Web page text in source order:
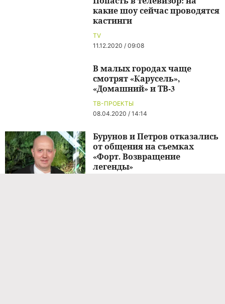
TV
11.12.2020 / 09:08
какие шоу сейчас проводятся
кастинги
ТВ-ПРОЕКТЫ
08.04.2020 / 14:14
В малых городах чаще
смотрят «Карусель»,
«Домашний» и ТВ-3
Бурунов и Петров отказались
от общения на съемках
«Форт. Возвращение
легенды»